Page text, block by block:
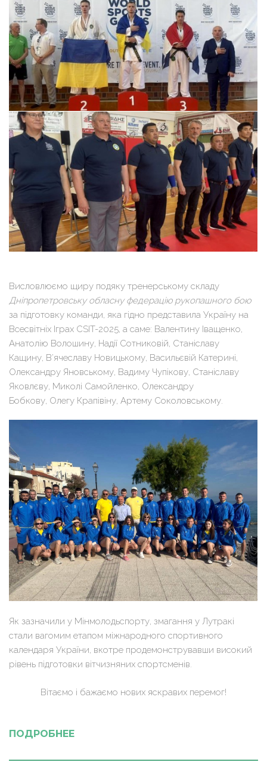
Висловлюємо щиру подяку тренерському складу
Дніпропетровську обласну федерацію рукопашного бою
за підготовку команди, яка гідно представила Україну на
Всесвітніх Іграх CSIT-2025, а саме: Валентину Іващенко,
Анатолію Волошину, Надії Сотниковій, Станіславу
Кащину, В’ячеславу Новицькому, Васильєвій Катерині,
Олександру Яновському, Вадиму Чупікову, Станіславу
Яковлєву, Миколі Самойленко, Олександру
Бобкову, Олегу Крапівіну, Артему Соколовському.
Як зазначили у Мінмолодьспорту, змагання у Лутракі
стали вагомим етапом міжнародного спортивного
календаря України, вкотре продемонструвавши високий
рівень підготовки вітчизняних спортсменів.
Вітаємо і бажаємо нових яскравих перемог!
ПОДРОБНЕЕ